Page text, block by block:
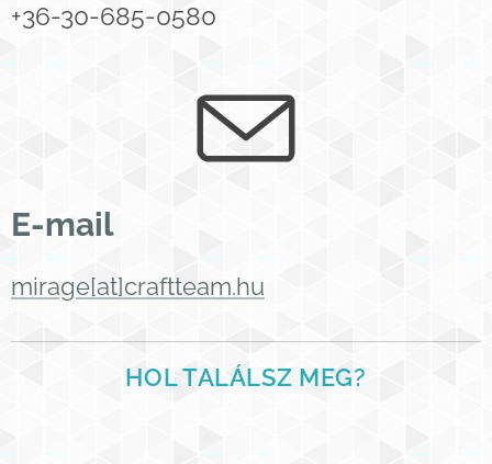
+36-30-685-0580
E-mail
mirage[at]craftteam.hu
HOL TALÁLSZ MEG?